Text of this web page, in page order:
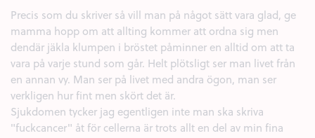
Precis som du skriver så vill man på något sätt vara glad, ge
mamma hopp om att allting kommer att ordna sig men
dendär jäkla klumpen i bröstet påminner en alltid om att ta
vara på varje stund som går. Helt plötsligt ser man livet från
en annan vy. Man ser på livet med andra ögon, man ser
verkligen hur fint men skört det är.
Sjukdomen tycker jag egentligen inte man ska skriva
"fuckcancer" åt för cellerna är trots allt en del av min fina